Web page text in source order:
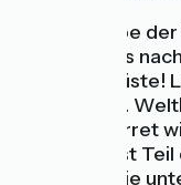
Diese Etappe
geradewegs
Alabasterküste!
nach dem 2.
Auguste Perret
Havre. Sie ist
Genießen Sie